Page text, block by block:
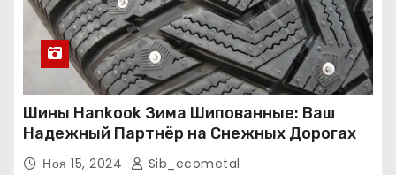
Шины Hankook Зима Шипованные: Ваш
Надежный Партнёр на Снежных Дорогах
Ноя 15, 2024 Sib_ecometal